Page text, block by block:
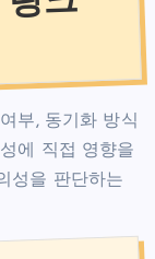
부, 동기화 방식
에 직접 영향을
성을 판단하는